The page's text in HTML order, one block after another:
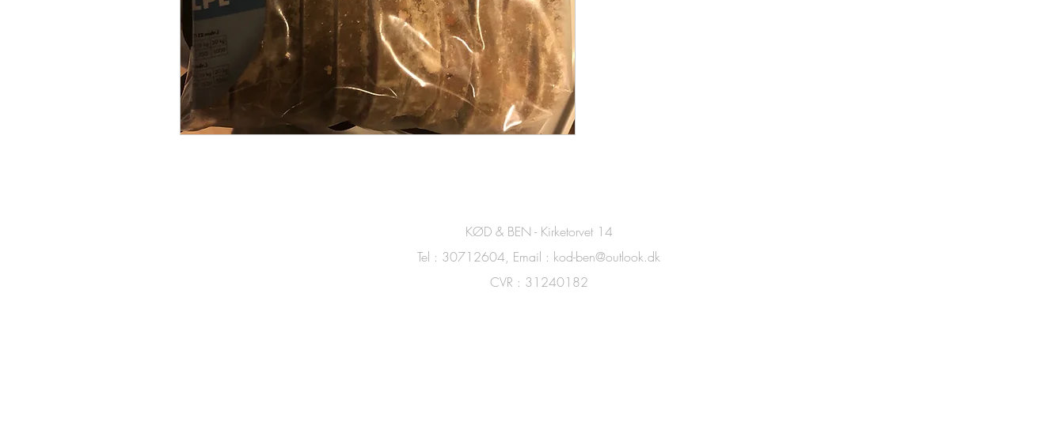
KØD & BEN - Kirketorvet 14
Tel : 30712604, Email : kod-ben@outlook.dk
CVR : 31240182